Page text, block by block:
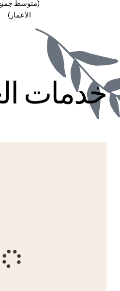
(متوسط جميع
الأعمار)
خدمات